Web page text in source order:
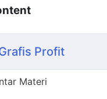
Profit
Materi